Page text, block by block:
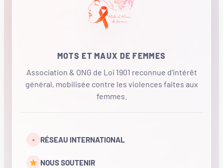
MOTS ET MAUX DE FEMMES
Association & ONG de Loi 1901 reconnue d'intérêt
général, mobilisée contre les violences faites aux
femmes.
• RÉSEAU INTERNATIONAL
NOUS SOUTENIR